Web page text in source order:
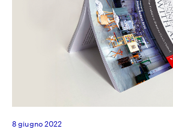
8 giugno 2022